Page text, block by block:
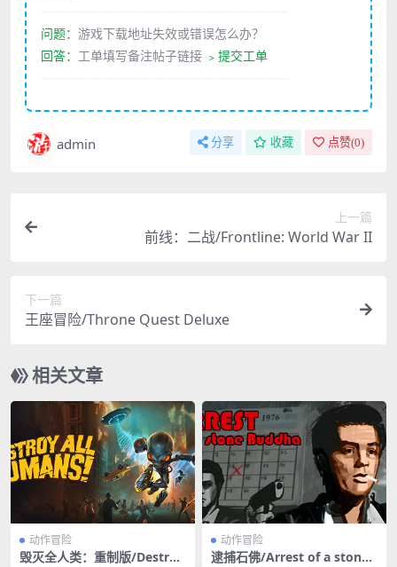
问题： 游戏下载地址失效或错误怎么办？
回答： 工单填写备注帖子链接 ﹥提交工单
admin 分享 收藏 点赞(0)
上一篇
前线：二战/Frontline: World War II
下一篇
王座冒险/Throne Quest Deluxe
相关文章
动作冒险
毁灭全人类：重制版/Destroy
动作冒险
逮捕石佛/Arrest of a stone